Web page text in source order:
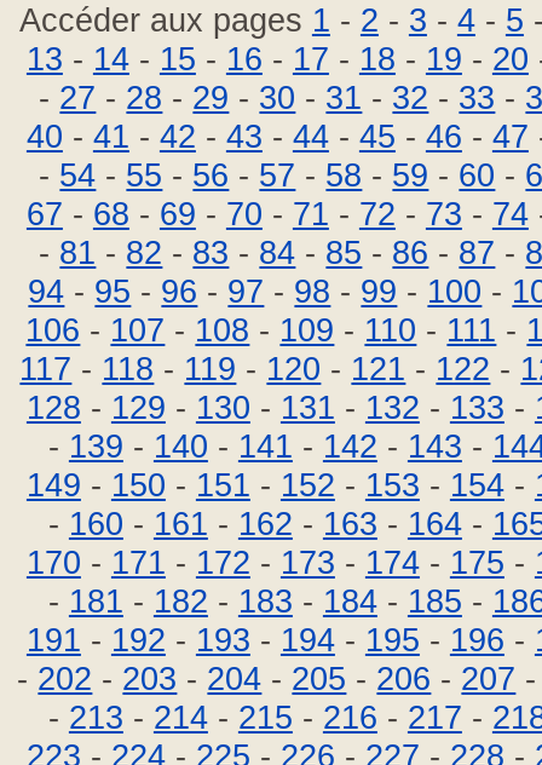
Accéder aux pages 1 - 2 - 3 - 4- 5
13 - 14- 15 - 16 - 17 - 18 - 19 - 20
- 27 - 28 - 29 - 30 - 31 - 32 - 33 -
40 - 41 - 42 - 43 - 44- 45 - 46 - 47
- 54 - 55 - 56 - 57 - 58 - 59 - 60 -
67 - 68 - 69 - 70 - 71 - 72 - 73 - 74
- 81 - 82 - 83 - 84 - 85 - 86 - 87 -
94 - 95 - 96 - 97 - 98 - 99 - 100 -
106 - 107 - 108 - 109 - 110 - 111 -
117 - 118 - 119 - 120 - 121 - 122 -
128 - 129 - 130 - 131 - 132 - 133 -
- 139 - 140 - 141 - 142 - 143 -
149 - 150 - 151 - 152 - 153 - 154-
- 160 - 161 - 162 - 163 - 164-
170 - 171 - 172 - 173 - 174- 175 -
- 181 - 182 - 183 - 184- 185 -
191 - 192 - 193 - 194- 195 - 196 -
- 202 - 203 - 204 - 205 - 206 - 207
- 213 - 214- 215 - 216 - 217 -
223 - 224- 225 - 226 - 227 - 228 -